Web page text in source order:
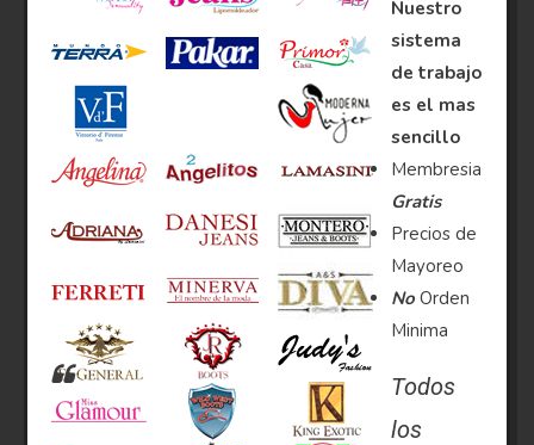
Nuestro
sistema
de trabajo
es el mas
sencillo
Membresia
Gratis
Precios de
Mayoreo
No Orden
Minima
Todos
los